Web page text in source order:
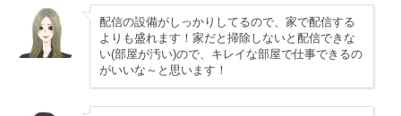
配信の設備がしっかりしてるので、家で配信する
よりも盛れます！家だと掃除しないと配信できな
い(部屋が汚い)ので、キレイな部屋で仕事できるの
がいいな～と思います！